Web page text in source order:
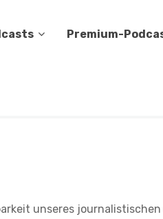
Premium-
unseres